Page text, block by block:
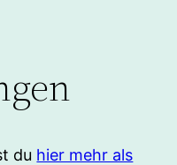
du hier mehr als